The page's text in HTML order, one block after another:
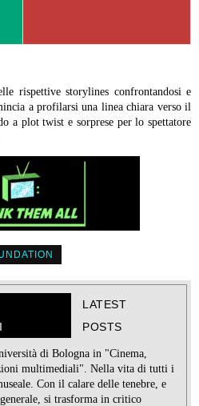
rispettive storylines confrontandosi e
a profilarsi una linea chiara verso il
a plot twist e sorprese per lo spettatore
LATEST
POSTS
di Bologna in "Cinema,
multimediali". Nella vita di tutti i
Con il calare delle tenebre, e
si trasforma in critico